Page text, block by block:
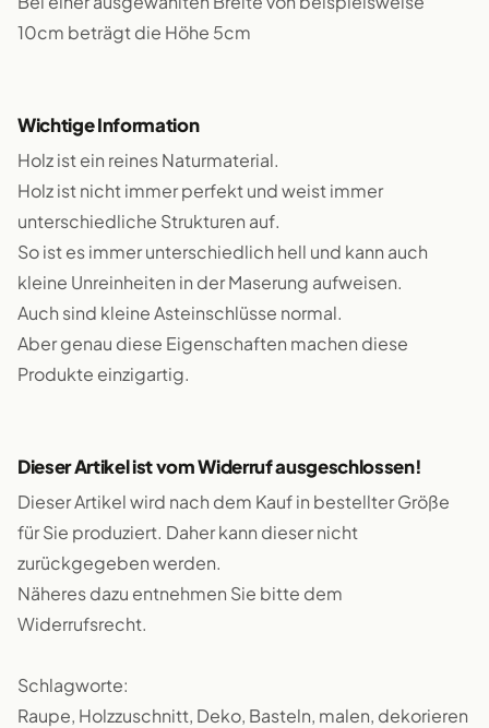
10cm beträgt die Höhe 5cm
Wichtige Information
Holz ist ein reines Naturmaterial.
Holz ist nicht immer perfekt und weist immer
unterschiedliche Strukturen auf.
So ist es immer unterschiedlich hell und kann auch
kleine Unreinheiten in der Maserung aufweisen.
Auch sind kleine Asteinschlüsse normal.
Aber genau diese Eigenschaften machen diese
Produkte einzigartig.
Dieser Artikel ist vom Widerruf ausgeschlossen!
Dieser Artikel wird nach dem Kauf in bestellter Größe
für Sie produziert. Daher kann dieser nicht
zurückgegeben werden.
Näheres dazu entnehmen Sie bitte dem
Widerrufsrecht.
Schlagworte:
Raupe, Holzzuschnitt, Deko, Basteln, malen, dekorieren